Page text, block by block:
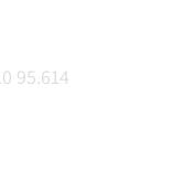
95.614